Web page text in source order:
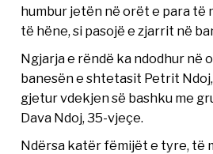
humbur jetën në orët e para të
të hëne, si pasojë e zjarrit në
Ngjarja e rëndë ka ndodhur në
banesën e shtetasit Petrit
gjetur vdekjen së bashku me
Dava Ndoj, 35-vjeçe.
Ndërsa katër fëmijët e tyre, të